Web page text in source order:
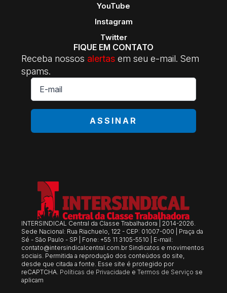
YouTube
Instagram
Twitter
FIQUE EM CONTATO
Receba nossos alertas em seu e-mail. Sem
spams.
E-
mail
*
ASSINAR
INTERSINDICAL Central da Classe Trabalhadora | 2014-2026.
Sede Nacional: Rua Riachuelo, 122 - CEP: 01007-000 | Praça da
Sé - São Paulo - SP | Fone: +55 11 3105-5510 | E-mail:
contato@intersindicalcentral.com.br Sindicatos e movimentos
sociais. Permitida a reprodução dos conteúdos do site,
desde que citada a fonte. Esse site é protegido por
reCAPTCHA. Políticas de Privacidade eTermos de Serviço se
aplicam